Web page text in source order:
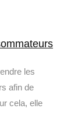
les
afin de
cela, elle